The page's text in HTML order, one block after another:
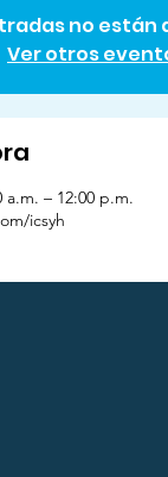
no están
Ver otros
a.m. – 12:00 p.m.
icsyh